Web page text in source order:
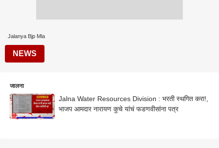
Jalanya Bjp Mla
NEWS
जालना
Jalna Water Resources Division : भरती स्थगित करा!,
भाजप आमदार नारायण कुचे यांचं फडणवीसांना पत्र